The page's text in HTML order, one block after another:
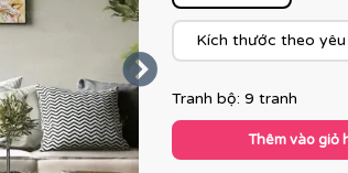
Kích thước theo yêu
Tranh bộ: 9 tranh
Thêm vào giỏ